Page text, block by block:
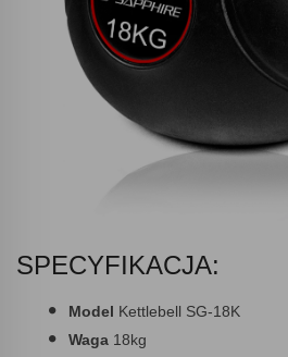
SPECYFIKACJA:
Model Kettlebell SG-18K
Waga 18kg